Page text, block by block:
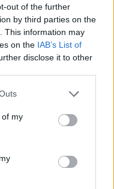
out of the further
by third parties on the
This information may
on the IAB’s List of
disclose it to other
of my
Φεβρουαρίου